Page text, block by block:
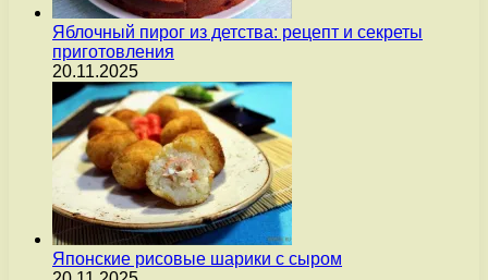
Яблочный пирог из детства: рецепт и секреты
приготовления
20.11.2025
Японские рисовые шарики с сыром